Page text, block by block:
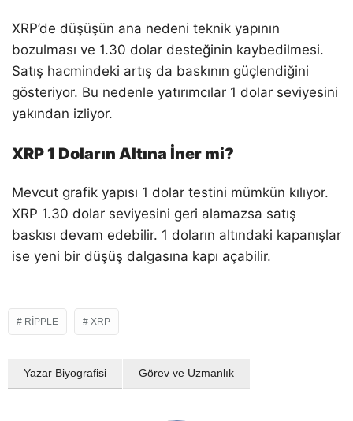
XRP’de düşüşün ana nedeni teknik yapının
bozulması ve 1.30 dolar desteğinin kaybedilmesi.
Satış hacmindeki artış da baskının güçlendiğini
gösteriyor. Bu nedenle yatırımcılar 1 dolar seviyesini
yakından izliyor.
XRP 1 Doların Altına İner mi?
Mevcut grafik yapısı 1 dolar testini mümkün kılıyor.
XRP 1.30 dolar seviyesini geri alamazsa satış
baskısı devam edebilir. 1 doların altındaki kapanışlar
ise yeni bir düşüş dalgasına kapı açabilir.
RIPPLE XRP
Yazar Biyografisi Görev ve Uzmanlık